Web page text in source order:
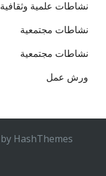
نشاطات علمية وثقافية
نشاطات مجتمعية
نشاطات مجتمعية
ورش عمل
by HashThemes